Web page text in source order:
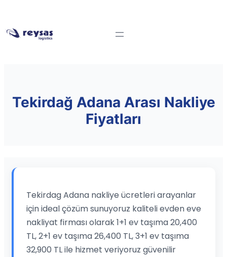
Tekirdağ Adana Arası Nakliye
Fiyatları
Tekirdag Adana nakliye ücretleri arayanlar
için ideal çözüm sunuyoruz kaliteli evden eve
nakliyat firması olarak 1+1 ev taşıma 20,400
TL, 2+1 ev taşıma 26,400 TL, 3+1 ev taşıma
32,900 TL ile hizmet veriyoruz güvenilir